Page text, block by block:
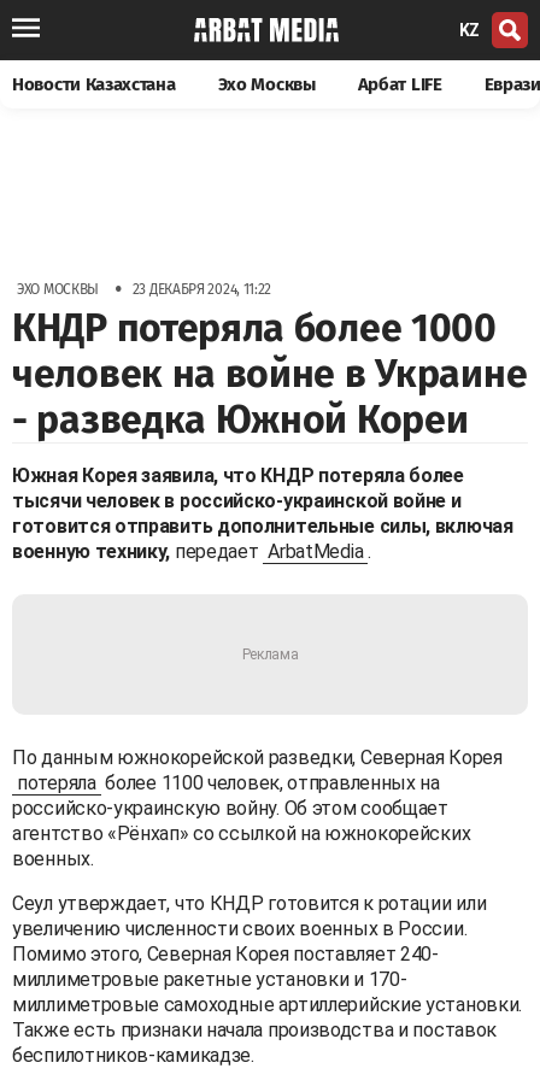
KZ
Новости Казахстана Эхо Москвы Арбат LIFE
ЭХО МОСКВЫ • 23 ДЕКАБРЯ 2024, 11:22
КНДР потеряла более 1000
человек на войне в Украине
- разведка Южной Кореи
Южная Корея заявила, что КНДР потеряла более
тысячи человек в российско-украинской войне и
готовится отправить дополнительные силы, включая
военную технику, передает ArbatMedia .
По данным южнокорейской разведки, Северная Корея
потеряла более 1100 человек, отправленных на
российско-украинскую войну. Об этом сообщает
агентство «Рёнхап» со ссылкой на южнокорейских
военных.
Сеул утверждает, что КНДР готовится к ротации или
увеличению численности своих военных в России.
Помимо этого, Северная Корея поставляет 240-
миллиметровые ракетные установки и 170-
миллиметровые самоходные артиллерийские установки.
Также есть признаки начала производства и поставок
беспилотников-камикадзе.